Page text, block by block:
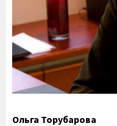
Ольга Торубарова